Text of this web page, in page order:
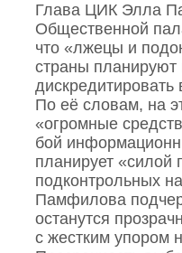
Глава ЦИК Элла
Общественной
что «лжецы и
страны планируют
По её словам, на
«огромные
бой
планирует
подконтрольных
Памфилова
останутся
с жестким упором